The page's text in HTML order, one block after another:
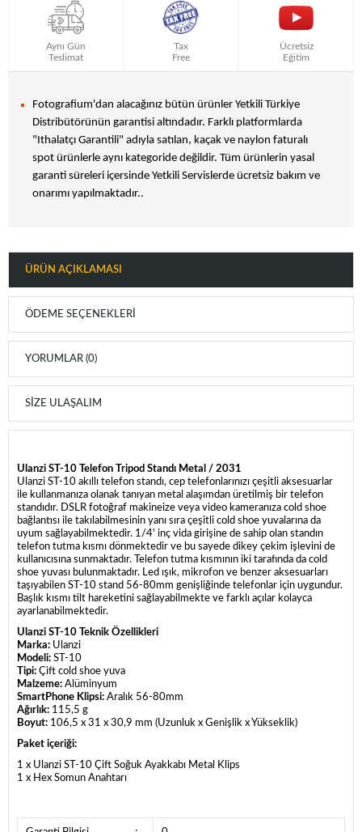
Aynı Gün
Teslimat
Tax
Free
Ücretsiz
Eğitim
Fotografium'dan alacağınız bütün ürünler Yetkili Türkiye
Distribütörünün garantisi altındadır. Farklı platformlarda
"Ithalatçı Garantili" adıyla satılan, kaçak ve naylon faturalı
spot ürünlerle aynı kategoride değildir. Tüm ürünlerin yasal
garanti süreleri içersinde Yetkili Servislerde ücretsiz bakım ve
onarımı yapılmaktadır..
ÜRÜN AÇIKLAMASI
ÖDEME SEÇENEKLERI
YORUMLAR (0)
SIZE ULAŞALIM
Ulanzi ST-10 Telefon Tripod Standı Metal / 2031
Ulanzi ST-10 akıllı telefon standı, cep telefonlarınızı çeşitli aksesuarlar
ile kullanmanıza olanak tanıyan metal alaşımdan üretilmiş bir telefon
standıdır. DSLR fotoğraf makineize veya video kameranıza cold shoe
bağlantısı ile takılabilmesinin yanı sıra çeşitli cold shoe yuvalarına da
uyum sağlayabilmektedir. 1/4' inç vida girişine de sahip olan standın
telefon tutma kısmı dönmektedir ve bu sayede dikey çekim işlevini de
kullanıcısına sunmaktadır. Telefon tutma kısmının iki tarafında da cold
shoe yuvası bulunmaktadır. Led ışık, mikrofon ve benzer aksesuarları
taşıyabilen ST-10 stand 56-80mm genişliğinde telefonlar için uygundur.
Başlık kısmı tilt hareketini sağlayabilmekte ve farklı açılar kolayca
ayarlanabilmektedir.
Ulanzi ST-10 Teknik Özellikleri
Marka: Ulanzi
Modeli: ST-10
Tipi: Çift cold shoe yuva
Malzeme: Alüminyum
SmartPhone Klipsi: Aralık 56-80mm
Ağırlık: 115,5 g
Boyut: 106,5 x 31 x 30,9 mm (Uzunluk x Genişlik x Yükseklik)
Paket içeriği:
1 x Ulanzi ST-10 Çift Soğuk Ayakkabı Metal Klips
1 x Hex Somun Anahtarı